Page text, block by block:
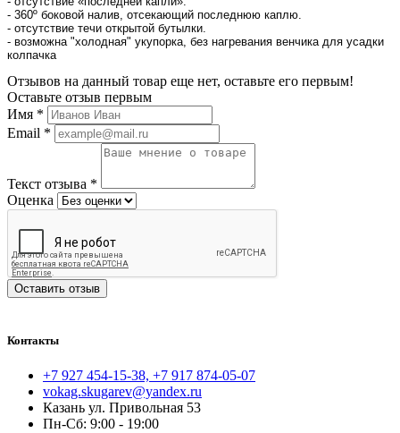
- 360º боковой налив, отсекающий последнюю каплю.
- отсутствие течи открытой бутылки.
- возможна "холодная" укупорка, без нагревания венчика для усадки
колпачка
Отзывов на данный товар еще нет, оставьте его первым!
Оставьте отзыв первым
Имя *
Email *
Текст отзыва *
Оценка
Оставить отзыв
Контакты
+7 927 454-15-38, +7 917 874-05-07
vokag.skugarev@yandex.ru
Казань ул. Привольная 53
Пн-Сб: 9:00 - 19:00